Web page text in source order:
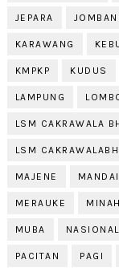
JEPARA
KARAWANG
KMPKP KUDUS
LAMPUNG
LSM CAKRAWALA
LSM
MAJENE
MERAUKE
MUBA NASIONAL
PACITAN PAGI